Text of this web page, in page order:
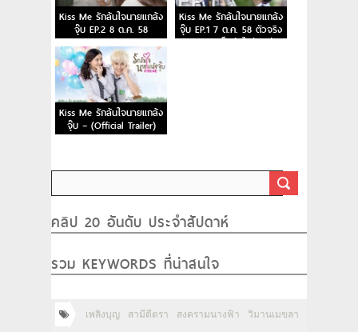
Kiss Me รักล้นใจนายแกล้ง
จุ๊บ EP.2 8 ต.ค. 58
Kiss Me รักล้นใจนายแกล้ง
จุ๊บ EP.1 7 ต.ค. 58 ตัวจริง
ของเธอเป็นยังไงกันแน่
Kiss Me รักล้นใจนายแกล้ง
จุ๊บ – (Official Trailer)
คลิป 20 อันดับ ประจำสัปดาห์
รวม KEYWORDS ที่น่าสนใจ
เพลิงบุญ สามีตีตรา สงครามนางฟ้า วิมานเมขลา